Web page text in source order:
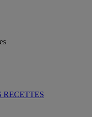
RECETTES